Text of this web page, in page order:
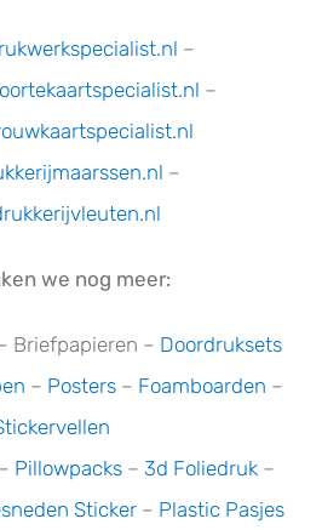
–
l –
–
we nog meer:
Briefpapieren – Doordruksets
– Posters – Foamboarden –
Pillowpacks– 3d Foliedruk–
Sticker – Plastic Pasjes